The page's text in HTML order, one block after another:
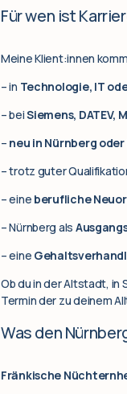
Für wen ist
Meine Klient:innen
– in Technologie, IT
– beiSiemens, DATEV,
– neu in Nürnberg
– trotz guter
– eine berufliche
– Nürnberg als
– eine
Ob du in der Altstadt, in
Termin der zu deinem
Was den
Fränkische